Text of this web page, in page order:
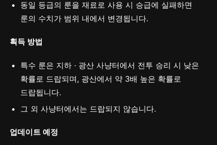
동일 등급의 룬을 재료로 사용 시 승급에 실패하면
룬의 수치가 범위 내에서 변경됩니다.
획득 방법
특수 룬은 지하 · 광산 사냥터에서 전투 승리 시 낮은
확률로 드랍되며, 광산에서 약 3배 높은 확률로
드랍됩니다.
그 외 사냥터에서는 드랍되지 않습니다.
업데이트 예정